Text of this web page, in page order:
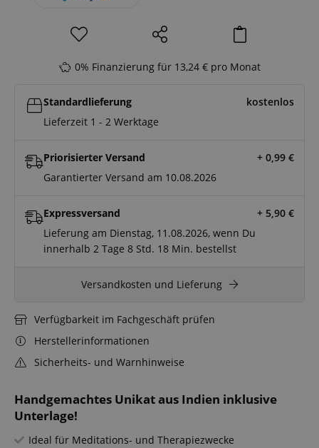
Handgemachtes Unikat aus Indien inklusive
Unterlage!
Ideal für Meditations- und Therapiezwecke
0% Finanzierung für 13,24 € pro Monat
Standardlieferung
kostenlos
Lieferzeit 1 - 2 Werktage
Priorisierter Versand + 0,99 €
Garantierter Versand am 10.08.2026
Expressversand + 5,90 €
Lieferung am Dienstag, 11.08.2026, wenn Du
innerhalb2 Tage 8 Std. 18 Min. bestellst
Versandkosten und Lieferung
Verfügbarkeit im Fachgeschäft prüfen
Herstellerinformationen
Sicherheits- und Warnhinweise